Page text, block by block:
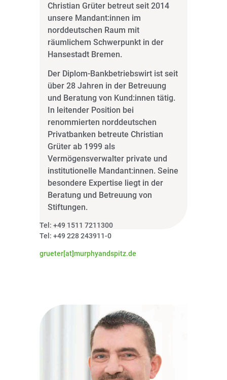
Christian Grüter betreut seit 2014
unsere Mandant:innen im
norddeutschen Raum mit
räumlichem Schwerpunkt in der
Hansestadt Bremen.
Der Diplom-Bankbetriebswirt ist seit
über 28 Jahren in der Betreuung
und Beratung von Kund:innen tätig.
In leitender Position bei
renommierten norddeutschen
Privatbanken betreute Christian
Grüter ab 1999 als
Vermögensverwalter private und
institutionelle Mandant:innen. Seine
besondere Expertise liegt in der
Beratung und Betreuung von
Stiftungen.
Tel: +49 1511 7211300
Tel: +49 228 243911-0
grueter[at]murphyandspitz.de